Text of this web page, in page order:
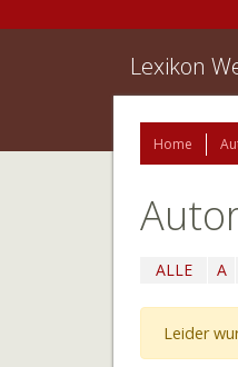
Lexikon
Home
ALLE A
Leider